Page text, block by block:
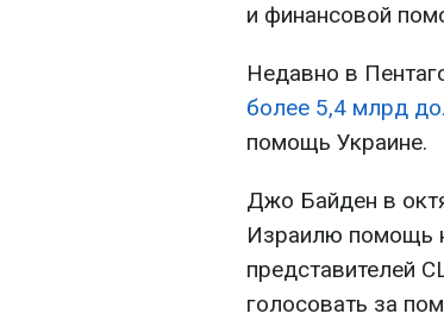
и финансовой
Недавно в
более 5,4 млрд
помощь Украине.
Джо Байден в
Израилю помощь
представителей
голосовать за